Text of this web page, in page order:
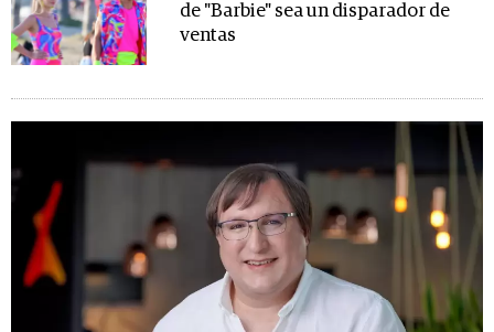
de "Barbie" sea un disparador de
ventas